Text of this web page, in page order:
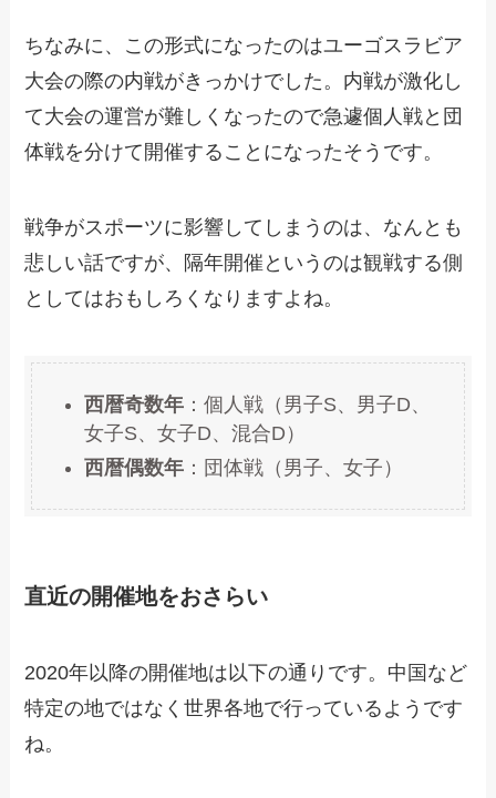
ちなみに、この形式になったのはユーゴスラビア
大会の際の内戦がきっかけでした。内戦が激化し
て大会の運営が難しくなったので急遽個人戦と団
体戦を分けて開催することになったそうです。
戦争がスポーツに影響してしまうのは、なんとも
悲しい話ですが、隔年開催というのは観戦する側
としてはおもしろくなりますよね。
西暦奇数年 ：個人戦（男子S、男子D、
女子S、女子D、混合D）
西暦偶数年 ：団体戦（男子、女子）
直近の開催地をおさらい
2020年以降の開催地は以下の通りです。中国など
特定の地ではなく世界各地で行っているようです
ね。